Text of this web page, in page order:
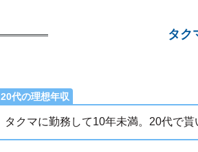
タク
20代の理想年収
タクマに勤務して10年未満。20代で